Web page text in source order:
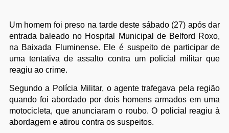
Um homem foi preso na tarde deste sábado (27) após dar
entrada baleado no Hospital Municipal de Belford Roxo,
na Baixada Fluminense. Ele é suspeito de participar de
uma tentativa de assalto contra um policial militar que
reagiu ao crime.
Segundo a Polícia Militar, o agente trafegava pela região
quando foi abordado por dois homens armados em uma
motocicleta, que anunciaram o roubo. O policial reagiu à
abordagem e atirou contra os suspeitos.